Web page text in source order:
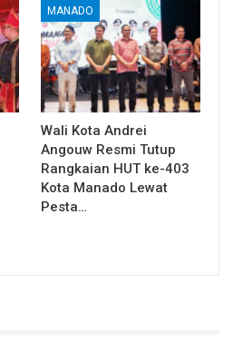
MANADO
Wali Kota Andrei
Angouw Resmi Tutup
Rangkaian HUT ke-403
Kota Manado Lewat
Pesta…